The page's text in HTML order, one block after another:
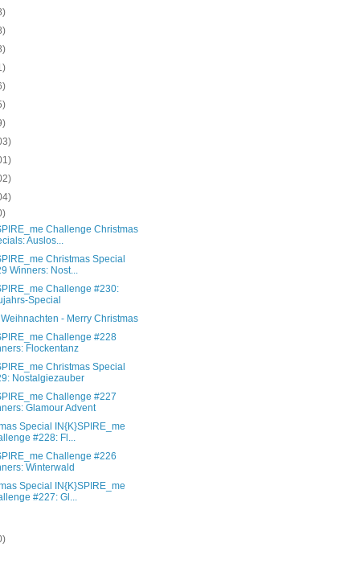
Challenge Christmas
Auslos...
Christmas Special
Winners: Nost...
Challenge #230:
Special
- Merry Christmas
Challenge #228
Flockentanz
Christmas Special
Nostalgiezauber
Challenge #227
Glamour Advent
Special IN{K}SPIRE_me
#228: Fl...
Challenge #226
Winterwald
Special IN{K}SPIRE_me
#227: Gl...